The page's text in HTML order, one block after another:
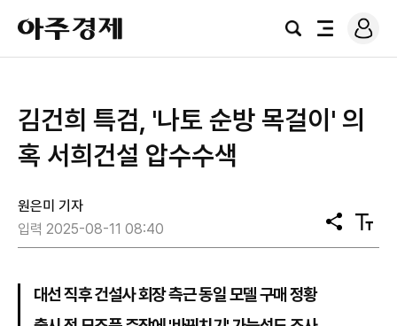
아
주
경
검
전
로
그
김건희 특검, '나토 순방 목걸이' 의
혹 서희건설 압수수색
원은미 기자
입력 2025-08-11 08:40
공
유
텍
스
대선 직후 건설사 회장 측근 동일 모델 구매 정황